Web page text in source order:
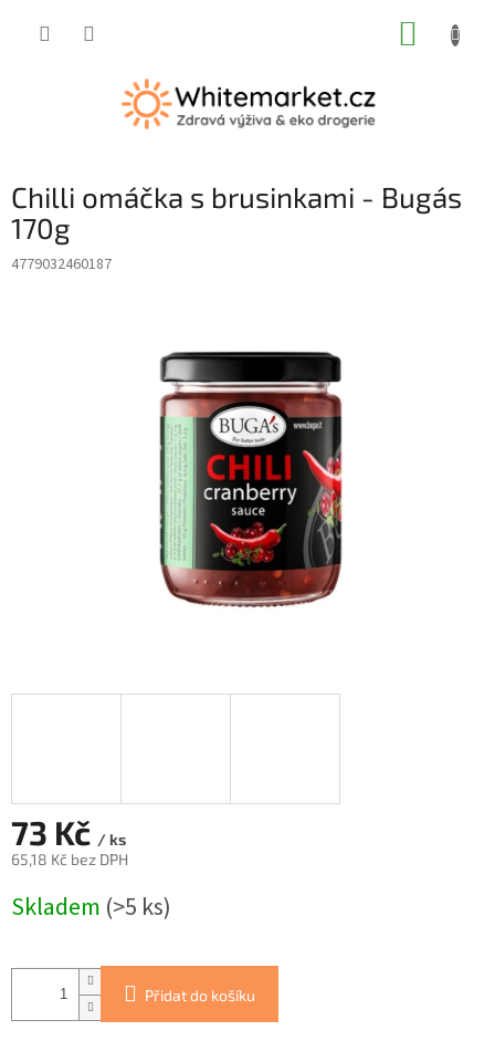
Chilli omáčka s brusinkami - Buga´s
170g
4779032460187
73 Kč / ks
65,18 Kč bez DPH
cena:
Skladem (>5 ks)
Přidat do košíku